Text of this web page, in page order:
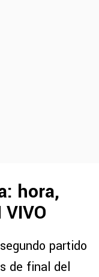
hora,
partido
de final del